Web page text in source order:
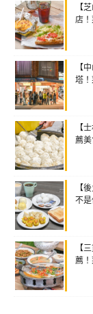
【
店
【
塔
【
薦
【
不
【
薦